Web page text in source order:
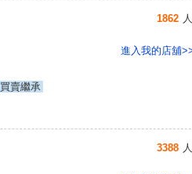
進入我的店舖
1862 人
買賣繼承
3388 人